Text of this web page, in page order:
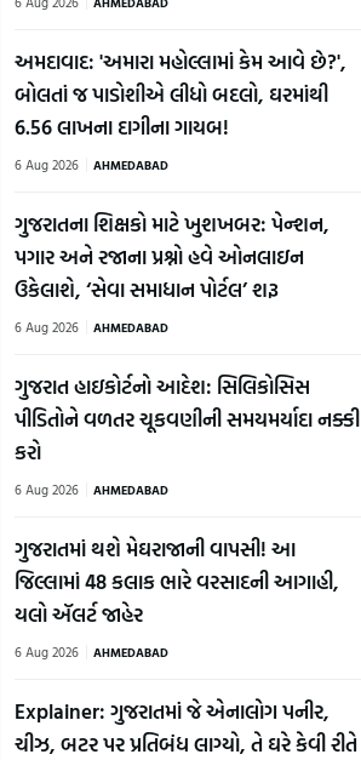
અમદાવાદ: 'અમારા મહોલ્લામાં કેમ આવે છે?',
બોલતાં જ પાડોશીએ લીધો બદલો, ઘરમાંથી
6.56 લાખના દાગીના ગાયબ!
6 Aug 2026 AHMEDABAD
ગુજરાતના શિક્ષકો માટે ખુશખબર: પેન્શન,
પગાર અને રજાના પ્રશ્નો હવે ઓનલાઇન
ઉકેલાશે, ‘સેવા સમાધાન પોર્ટલ’ શરૂ
6 Aug 2026 AHMEDABAD
ગુજરાત હાઇકોર્ટનો આદેશ: સિલિકોસિસ
પીડિતોને વળતર ચૂકવણીની સમયમર્યાદા નક્કી
કરો
6 Aug 2026 AHMEDABAD
ગુજરાતમાં થશે મેઘરાજાની વાપસી! આ
જિલ્લામાં 48 કલાક ભારે વરસાદની આગાહી,
યલો ઍલર્ટ જાહેર
6 Aug 2026 AHMEDABAD
Explainer: ગુજરાતમાં જે એનાલોગ પનીર,
ચીઝ, બટર પર પ્રતિબંધ લાગ્યો, તે ઘરે કેવી રીતે